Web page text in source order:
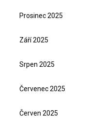
Prosinec 2025
Září 2025
Srpen 2025
Červenec 2025
Červen 2025